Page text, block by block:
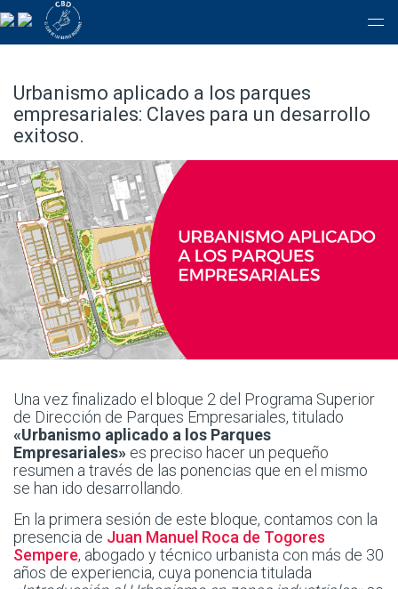
Urbanismo aplicado a los parques
empresariales: Claves para un desarrollo
exitoso.
Una vez finalizado el bloque 2 del Programa Superior
de Dirección de Parques Empresariales, titulado
«Urbanismo aplicado a los Parques
Empresariales» es preciso hacer un pequeño
resumen a través de las ponencias que en el mismo
se han ido desarrollando.
En la primera sesión de este bloque, contamos con la
presencia de Juan Manuel Roca de Togores
Sempere, abogado y técnico urbanista con más de 30
años de experiencia, cuya ponencia titulada